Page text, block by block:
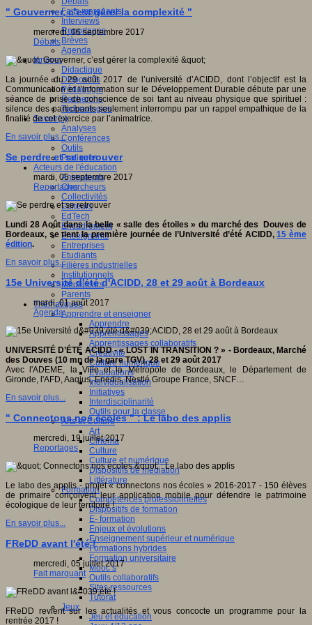
Faits marquants
Interviews
Reportages
Brèves
Agenda
Innover
Didactique
Dispositifs
Pédagogie
Recherche
Technologies
Savoir(s)
Analyses
Conférences
Outils
Pratiques
Acteurs de l'éducation
Animateurs
Chercheurs
Collectivités
Editeurs
EdTech
Encadrement
Enseignants
Entreprises
Etudiants
Filières industrielles
Institutionnels
Médiateurs
Parents
Thématiques
Apprendre et enseigner
Apprendre
Apprentissages
Apprentissages collaboratifs
Créativité
Culture numérique
Evaluations
Individualisation
Initiatives
Interdisciplinarité
Outils pour la classe
Arts et Culture
Art
Cinéma
Culture
Culture et numérique
Dispositifs de médiation
Littérature
Formation
Compétences professionnelles
Dispositifs de formation
E- formation
Enjeux et évolutions
Enseignement supérieur et numérique
Formations hybrides
Formation universitaire
Mooc’s
Outils collaboratifs
Sites ressources
Tutorat
Jeux
Jeu et éducation
" Gouverner, c’est gérer la complexité "
mercredi, 06 septembre 2017
Débats
La journée du 29 août 2017 de l’université d’ACIDD, dont l’objectif est la
Communication et l’Information sur le Développement Durable débute par une
séance de prise de conscience de soi tant au niveau physique que spirituel :
silence des participants seulement interrompu par un rappel empathique de la
finalité de cet exercice par l’animatrice.
En savoir plus...
Se perdre et se retrouver
mardi, 05 septembre 2017
Reportages
Lundi 28 Août dans la belle « salle des étoiles » du marché des Douves de
Bordeaux, se tient la première journée de l’Université d’été ACIDD,15 ème
édition.
En savoir plus...
15e Université d'été d'ACIDD, 28 et 29 août à Bordeaux
mardi, 01 août 2017
Agenda
UNIVERSITÉ D’ÉTÉ ACIDD -« LOST IN TRANSITION ? » - Bordeaux, Marché
des Douves (10 mn de la gare TGV),28 et 29 août 2017
Avec l'ADEME, la Ville et la Métropole de Bordeaux, le Département de
Gironde, l'AFD, Aaqius, Enedis, Nestlé Groupe France, SNCF…
En savoir plus...
" Connectons nos écoles " : Le labo des applis
mercredi, 19 juillet 2017
Reportages
Le labo des applis - projet « connectons nos écoles » 2016-2017 - 150 élèves
de primaire conçoivent leur application mobile pour défendre le patrimoine
écologique de leur territoire !
En savoir plus...
FReDD avant l'été !
mercredi, 05 juillet 2017
Fait marquant
FReDD revient sur les actualités et vous concocte un programme pour la
rentrée 2017 !